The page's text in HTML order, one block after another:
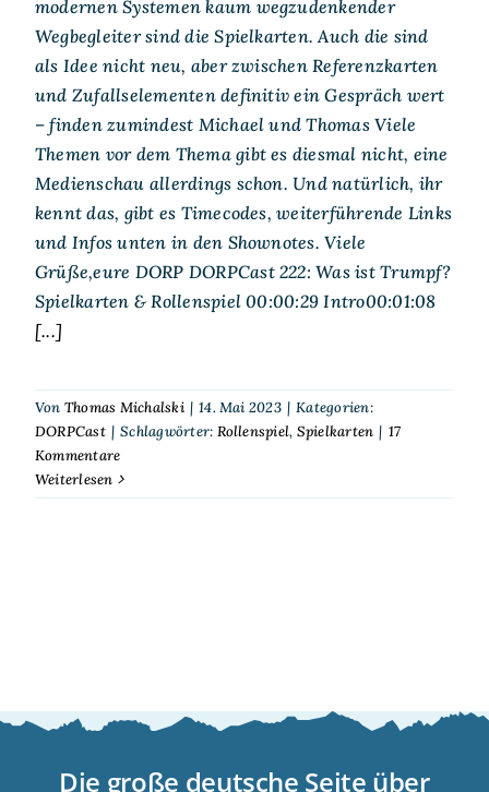
modernen Systemen kaum wegzudenkender
Wegbegleiter sind die Spielkarten. Auch die sind
als Idee nicht neu, aber zwischen Referenzkarten
und Zufallselementen definitiv ein Gespräch wert
– finden zumindest Michael und Thomas Viele
Themen vor dem Thema gibt es diesmal nicht, eine
Medienschau allerdings schon. Und natürlich, ihr
kennt das, gibt es Timecodes, weiterführende Links
und Infos unten in den Shownotes. Viele
Grüße,eure DORP DORPCast 222: Was ist Trumpf?
Spielkarten & Rollenspiel 00:00:29 Intro00:01:08
[...]
Von Thomas Michalski | 14. Mai 2023 | Kategorien:
DORPCast | Schlagwörter: Rollenspiel, Spielkarten | 17
Kommentare
Weiterlesen
Die große deutsche Seite über